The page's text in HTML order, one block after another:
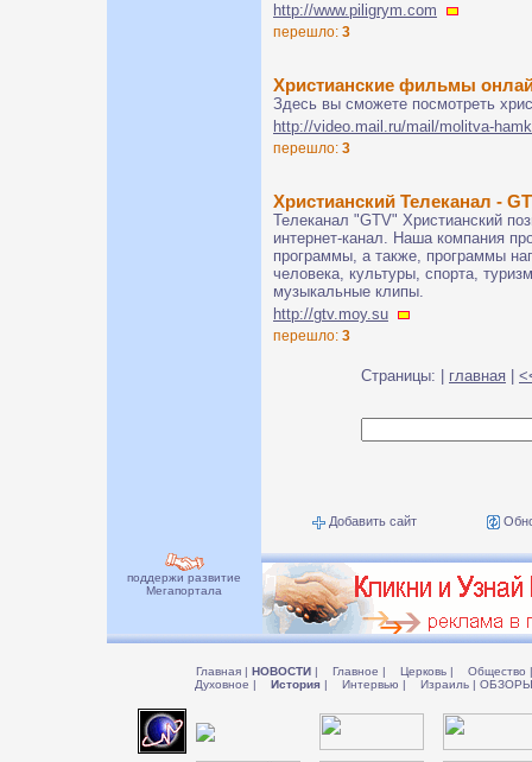
http://www.piligrym.com
перешло: 3
Христианские фильмы
Здесь вы сможете посмотреть
http://video.mail.ru/mail/molitva-
перешло: 3
Христианский Телеканал -
Телеканал "GTV" Христианский
интернет-канал. Наша компания
программы, а также, программы
человека, культуры, спорта,
музыкальные клипы.
http://gtv.moy.su
перешло: 3
Страницы: | главная
Добавить сайт
поддержи развитие
Мегапортала
Главная | НОВОСТИ | Главное | Церковь | Общество |
Духовное | История | Интервью | Израиль |